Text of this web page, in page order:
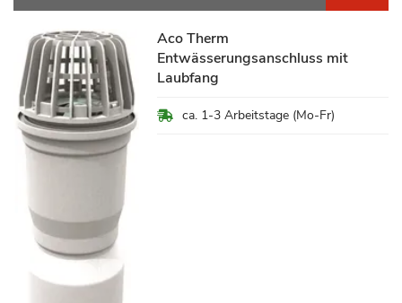
Aco Therm
Entwässerungsanschluss mit
Laubfang
ca. 1-3 Arbeitstage (Mo-Fr)